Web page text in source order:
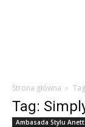
Strona główna
Tag:
Ambasada Stylu